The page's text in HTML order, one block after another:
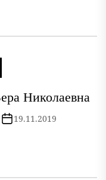
Николаевна
19.11.2019